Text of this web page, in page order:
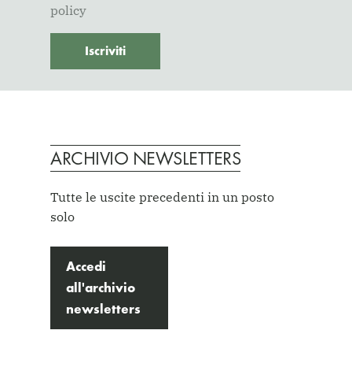
policy
ARCHIVIO NEWSLETTERS
Tutte le uscite precedenti in un posto
solo
Accedi
all'archivio
newsletters